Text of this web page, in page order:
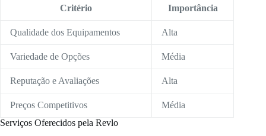
Critério Importância
Qualidade dos Equipamentos Alta
Variedade de Opções Média
Reputação e Avaliações Alta
Preços Competitivos
Média
Serviços Oferecidos pela Revlo